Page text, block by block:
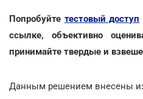
Попробуйте тестовый доступ
ссылке, объективно
принимайте твердые и
Данным решением внесены